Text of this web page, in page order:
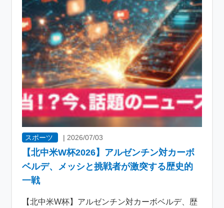
スポーツ | 2026/07/03
【北中米W杯2026】アルゼンチン対カーボ
ベルデ、メッシと挑戦者が激突する歴史的
一戦
【北中米W杯】アルゼンチン対カーボベルデ、歴